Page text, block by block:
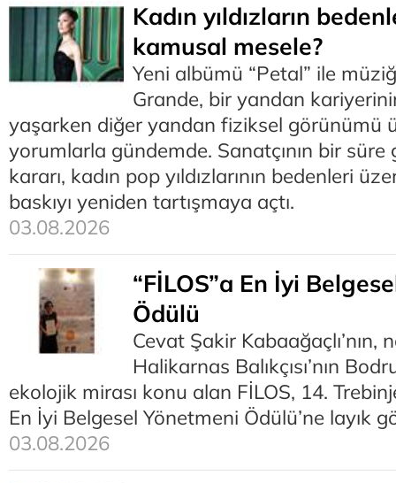
Kadın yıldızların
kamusal mesele?
Yeni albümü “Petal” ile
Grande, bir yandan
yaşarken diğer yandan fiziksel görünümü
yorumlarla gündemde. Sanatçının bir
kararı, kadın pop yıldızlarının bedenleri
baskıyı yeniden tartışmaya açtı.
03.08.2026
“FİLOS”a En İyi
Ödülü
Cevat Şakir Kabaağaçlı’nın,
Halikarnas Balıkçısı’nın
ekolojik mirası konu alan FİLOS, 14.
En İyi Belgesel Yönetmeni Ödülü’ne layık
03.08.2026